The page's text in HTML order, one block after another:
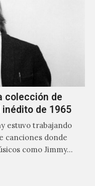
colección de
inédito de 1965
estuvo trabajando
canciones donde
como Jimmy…